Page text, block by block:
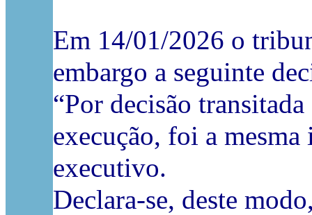
Em 14/01/2026 o
embargo a seguinte
“Por decisão
execução, foi a
executivo.
Declara-se, deste